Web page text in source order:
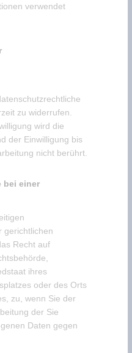
verwendet
zu widerrufen.
wird die
der Einwilligung bis
nicht berührt.
bei einer
gerichtlichen
Recht auf
ihres
oder des Orts
zu, wenn Sie der
der Sie
Daten gegen